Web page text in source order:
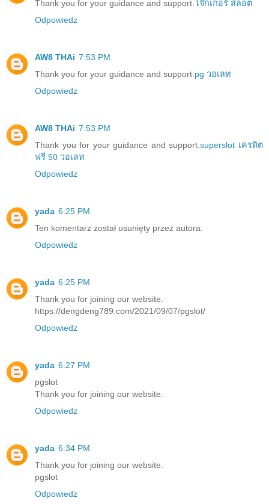
Thank you for your guidance and support. โจ๊กเกอร์ สล็อต
Odpowiedz
AW8 THAi 7:53 PM
Thank you for your guidance and support. pg วอเลท
Odpowiedz
AW8 THAi 7:53 PM
Thank you for your guidance and support.superslot เครดิต
ฟรี 50 วอเลท
Odpowiedz
yada 6:25 PM
Ten komentarz został usunięty przez autora.
Odpowiedz
yada 6:25 PM
Thank you for joining our website.
https://dengdeng789.com/2021/09/07/pgslot/
Odpowiedz
yada 6:27 PM
pgslot
Thank you for joining our website.
Odpowiedz
yada 6:34 PM
Thank you for joining our website.
pgslot
Odpowiedz